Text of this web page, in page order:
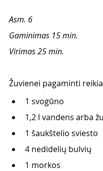
Asm. 6
Gaminimas 15 min.
Virimas 25 min.
Žuvienei pagaminti
1 svogūno
1,2 l vandens arba
1 šaukštelio sviesto
4 nedidelių bulvių
1 morkos